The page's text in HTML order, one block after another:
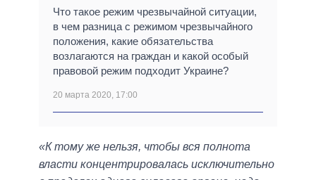
Что такое режим чрезвычайной ситуации,
в чем разница с режимом чрезвычайного
положения, какие обязательства
возлагаются на граждан и какой особый
правовой режим подходит Украине?
20 марта 2020, 17:00
«К тому же нельзя, чтобы вся полнота
власти концентрировалась исключительно